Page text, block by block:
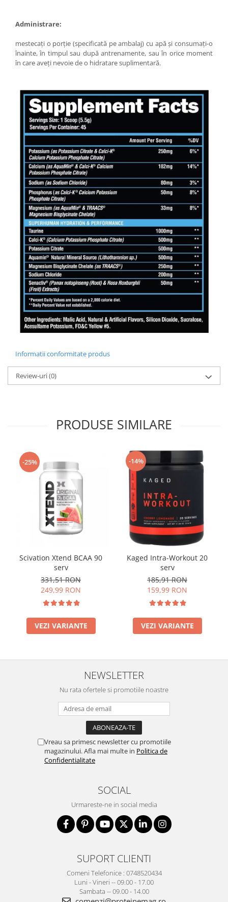
Administrare:
mestecați o porție (specificată pe ambalaj) cu apă și consumați-o
înainte, în timpul sau după antrenamente, sau în orice moment
în care aveți nevoie de o hidratare suplimentară.
Informatii conformitate produs
Review-uri(0)
PRODUSE SIMILARE
-25%
Scivation Xtend BCAA 90
serv
331,51 RON
249,99 RON
VEZI VARIANTE
-14%
Kaged Intra-Workout 20
serv
185,91 RON
159,99 RON
VEZI VARIANTE
NEWSLETTER
Nu rata ofertele si promotiile noastre
Vreau sa primesc newsletter cu promotiile
magazinului. Afla mai multe in Politica de
Confidentialitate
SOCIAL
Urmareste-ne in social media
SUPORT CLIENTI
Comeni Telefonice : 0748520434
Luni - Vineri -- 09.00 - 17.00
Sambata -- 09.00 - 14.00